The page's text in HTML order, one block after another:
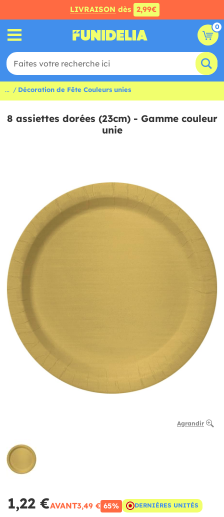
LIVRAISON dès 2,99€
0
... Décoration de Fête Couleurs unies
8 assiettes dorées (23cm) - Gamme couleur
unie
Agrandir
1,22 €AVANT3,49 € 65% DERNIÈRES UNITÉS